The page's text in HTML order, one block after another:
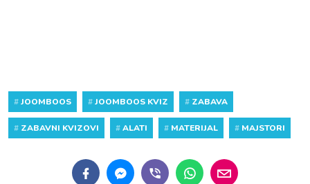
#JOOMBOOS #JOOMBOOS KVIZ # ZABAVA
# ZABAVNI KVIZOVI #ALATI # MATERIJAL # MAJSTORI